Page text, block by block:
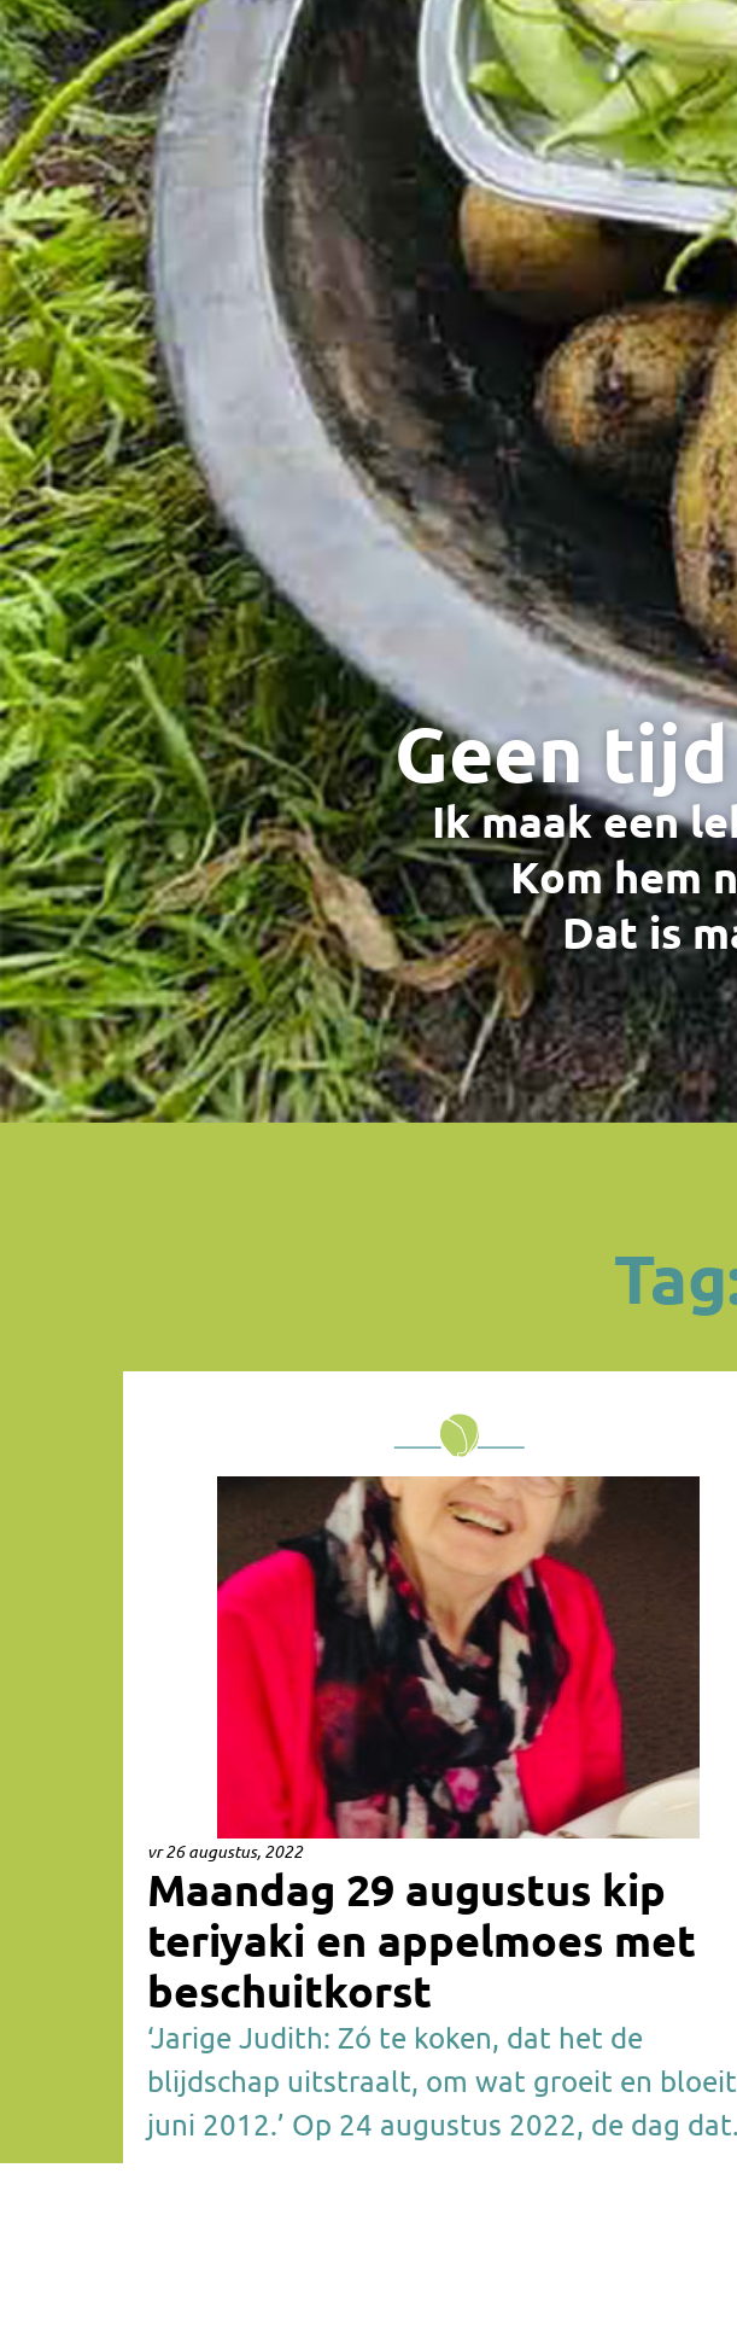
Geen
Ik maak een
Kom hem
Dat is
vr 26 augustus, 2022
Maandag 29 augustus kip
teriyaki en appelmoes met
beschuitkorst
‘Jarige Judith: Zó te koken, dat het de
blijdschap uitstraalt, om wat groeit en
juni 2012.’ Op 24 augustus 2022, de dag